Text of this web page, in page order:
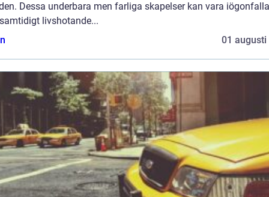
Dessa underbara men farliga skapelser kan vara
livshotande...
01 augusti